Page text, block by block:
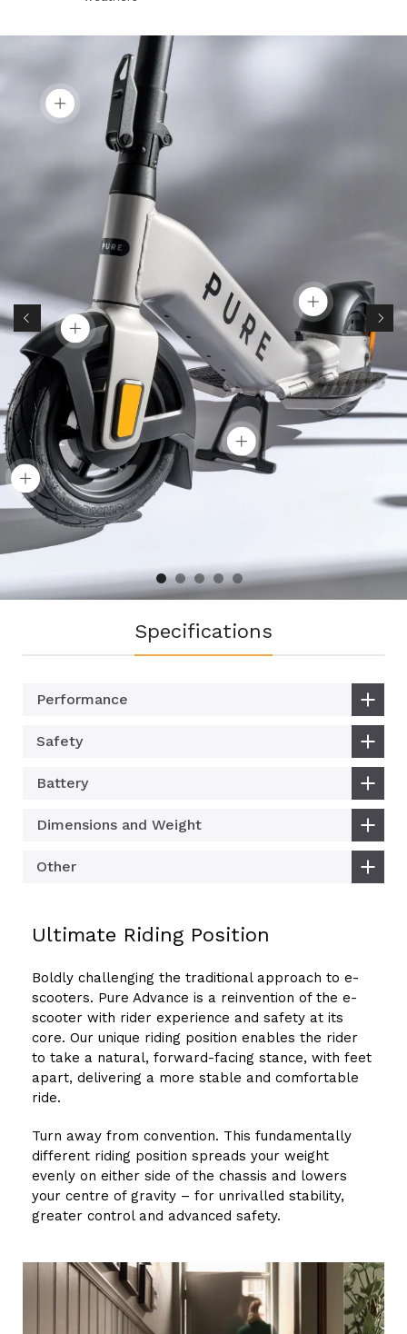
Specifications
Performance
Safety
Battery
Dimensions and Weight
Other
Ultimate Riding Position
Boldly challenging the traditional approach to e-
scooters. Pure Advance is a reinvention of the e-
scooter with rider experience and safety at its
core. Our unique riding position enables the rider
to take a natural, forward-facing stance, with feet
apart, delivering a more stable and comfortable
ride.
Turn away from convention. This fundamentally
different riding position spreads your weight
evenly on either side of the chassis and lowers
your centre of gravity – for unrivalled stability,
greater control and advanced safety.